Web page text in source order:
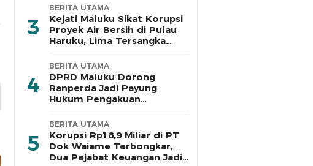
3
BERITA UTAMA
Kejati Maluku Sikat Korupsi
Proyek Air Bersih di Pulau
Haruku, Lima Tersangka
Ditahan
4
BERITA UTAMA
DPRD Maluku Dorong
Ranperda Jadi Payung
Hukum Pengakuan
Masyarakat Adat
5
BERITA UTAMA
Korupsi Rp18,9 Miliar di PT
Dok Waiame Terbongkar,
Dua Pejabat Keuangan Jadi